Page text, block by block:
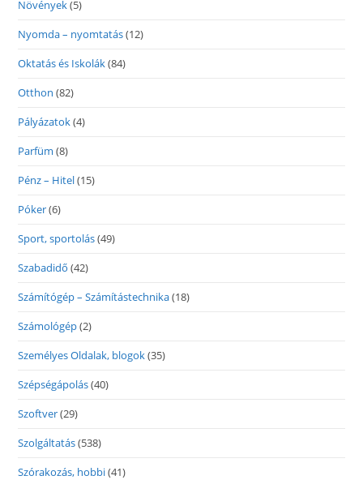
Növények(5)
Nyomda – nyomtatás(12)
Oktatás és Iskolák(84)
Otthon (82)
Pályázatok(4)
Parfüm (8)
Pénz – Hitel(15)
Póker(6)
Sport, sportolás(49)
Szabadidő (42)
Számítógép – Számítástechnika(18)
Számológép(2)
Személyes Oldalak, blogok(35)
Szépségápolás(40)
Szoftver(29)
Szolgáltatás(538)
Szórakozás, hobbi(41)